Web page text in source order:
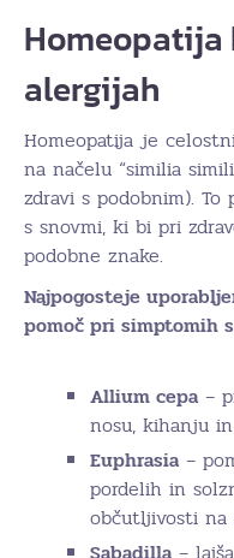
alergijah
Homeopatija je
na načelu “similia
zdravi s podobnim).
s snovmi, ki bi pri
podobne znake.
Najpogosteje
pomoč pri simptomih
Allium cepa –
nosu, kihanju
Euphrasia –
pordelih in
občutljivosti na